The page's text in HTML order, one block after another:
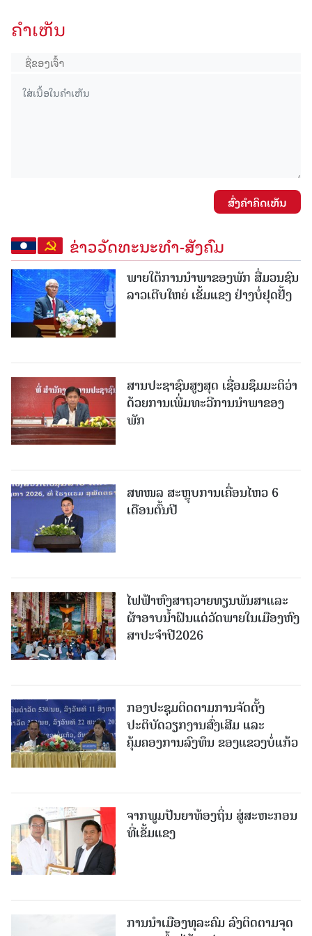
ຄໍາເຫັນ
ສົ່ງຄໍາຄິດເຫັນ
ຂ່າວວັດທະນະທຳ-ສັງຄົມ
ພາຍໃຕ້ການນໍາພາຂອງພັກ ສື່ມວນຊົນ
ລາວເຕີບໃຫຍ່ ເຂັ້ມແຂງ ຢ່າງບໍ່ຢຸດຢັ້ງ
ສານປະຊາຊົນສູງສຸດ ເຊື່ອມຊຶມມະຕິວ່າ
ດ້ວຍການເພີ່ມທະວີການນຳພາຂອງ
ພັກ
ສທໜລ ສະຫຼຸບການເຄື່ອນໄຫວ 6
ເດືອນຕົ້ນປີ
ໄຟຟ້າຫົງສາຖວາຍທຽນພັນສາແລະ
ຜ້າອາບນໍ້າຝົນແດ່ວັດພາຍໃນເມືອງຫົງ
ສາປະຈໍາປີ2026
ກອງປະຊຸມຕິດຕາມການຈັດຕັ້ງ
ປະຕິບັດວຽກງານສົ່ງເສີມ ແລະ
ຄຸ້ມຄອງການລົງທຶນ ຂອງແຂວງບໍ່ແກ້ວ
ຈາກພູມປັນຍາທ້ອງຖິ່ນ ສູ່ສະຫະກອນ
ທີ່ເຂັ້ມແຂງ
ການນໍາເມືອງທຸລະຄົມ ລົງຕິດຕາມຈຸດ